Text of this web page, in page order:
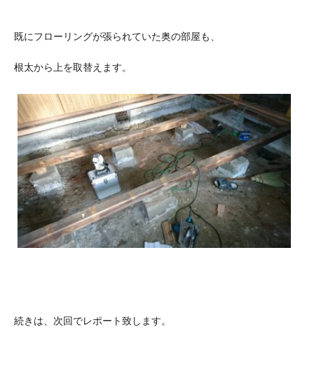
既にフローリングが張られていた奥の部屋も、
根太から上を取替えます。
続きは、次回でレポート致します。